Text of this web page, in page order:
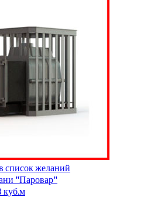
список желаний
"Паровар"
куб.м